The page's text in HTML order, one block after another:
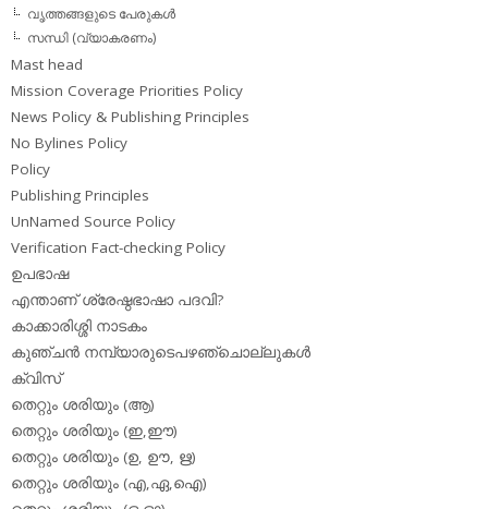
വൃത്തങ്ങളുടെ പേരുകള്‍
സന്ധി (വ്യാകരണം)
Mast head
Mission Coverage Priorities Policy
News Policy & Publishing Principles
No Bylines Policy
Policy
Publishing Principles
UnNamed Source Policy
Verification Fact-checking Policy
ഉപഭാഷ
എന്താണ് ശ്രേഷ്ഠഭാഷാ പദവി?
കാക്കാരിശ്ശി നാടകം
കുഞ്ചന്‍ നമ്പ്യാരുടെപഴഞ്ചൊല്ലുകള്‍
ക്വിസ്
തെറ്റും ശരിയും (ആ)
തെറ്റും ശരിയും (ഇ,ഈ)
തെറ്റും ശരിയും (ഉ, ഊ, ഋ)
തെറ്റും ശരിയും (എ,ഏ,ഐ)